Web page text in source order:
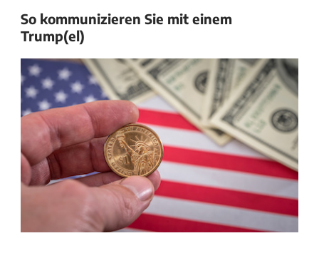
So kommunizieren Sie mit einem
Trump(el)